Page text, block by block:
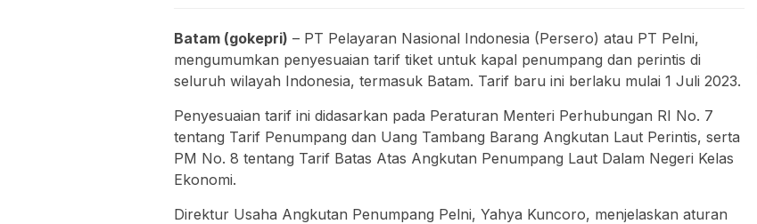
Batam (gokepri) – PT Pelayaran Nasional Indonesia (Persero) atau PT Pelni,
mengumumkan penyesuaian tarif tiket untuk kapal penumpang dan perintis di
seluruh wilayah Indonesia, termasuk Batam. Tarif baru ini berlaku mulai 1 Juli 2023.
Penyesuaian tarif ini didasarkan pada Peraturan Menteri Perhubungan RI No. 7
tentang Tarif Penumpang dan Uang Tambang Barang Angkutan Laut Perintis, serta
PM No. 8 tentang Tarif Batas Atas Angkutan Penumpang Laut Dalam Negeri Kelas
Ekonomi.
Direktur Usaha Angkutan Penumpang Pelni, Yahya Kuncoro, menjelaskan aturan